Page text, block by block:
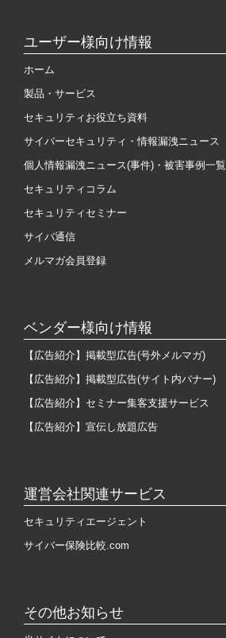
ユーザー様向け情報
ホーム
製品・サービス
セキュリティお役立ち資料
サイバーセキュリティ・情報漏洩ニュース
個人情報漏洩ニュース(事件)・被害事例一覧
セキュリティコラム
セキュリティセミナー
サイバ通信
メルマガ会員登録
ベンダー様向け情報
【広告紹介】掲載型広告(号外メルマガ)
【広告紹介】掲載型広告(サイト内バナー)
【広告紹介】セミナー集客支援サービス
【広告紹介】宣伝し放題広告
運営会社関連サービス
セキュリティエージェント
サイバー保険比較.com
その他お知らせ